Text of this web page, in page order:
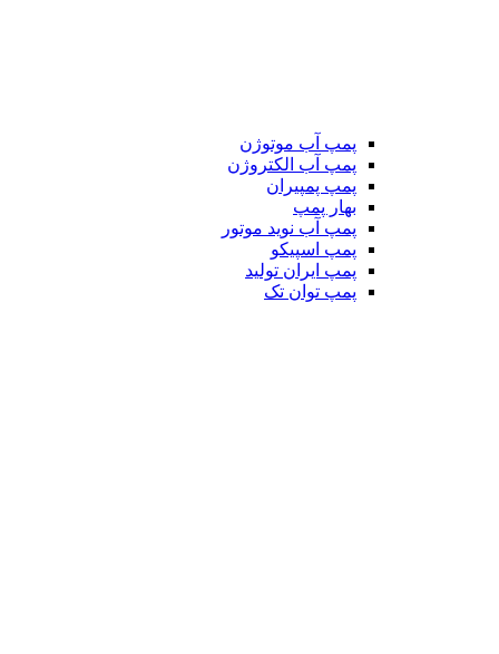
پمپ آب موتوژن
پمپ آب الکتروژن
پمپ پمپیران
بهار پمپ
پمپ آب نوید موتور
پمپ اسپیکو
پمپ ایران تولید
پمپ توان تک